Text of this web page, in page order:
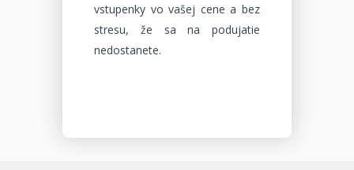
vstupenky vo vašej cene a bez
stresu, že sa na podujatie
nedostanete.